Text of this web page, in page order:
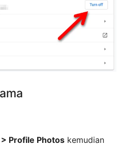
Profile Photoskemudian